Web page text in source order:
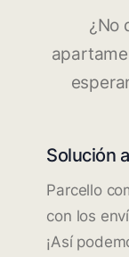
¿No
Solución
Parcello
con los
¡Así